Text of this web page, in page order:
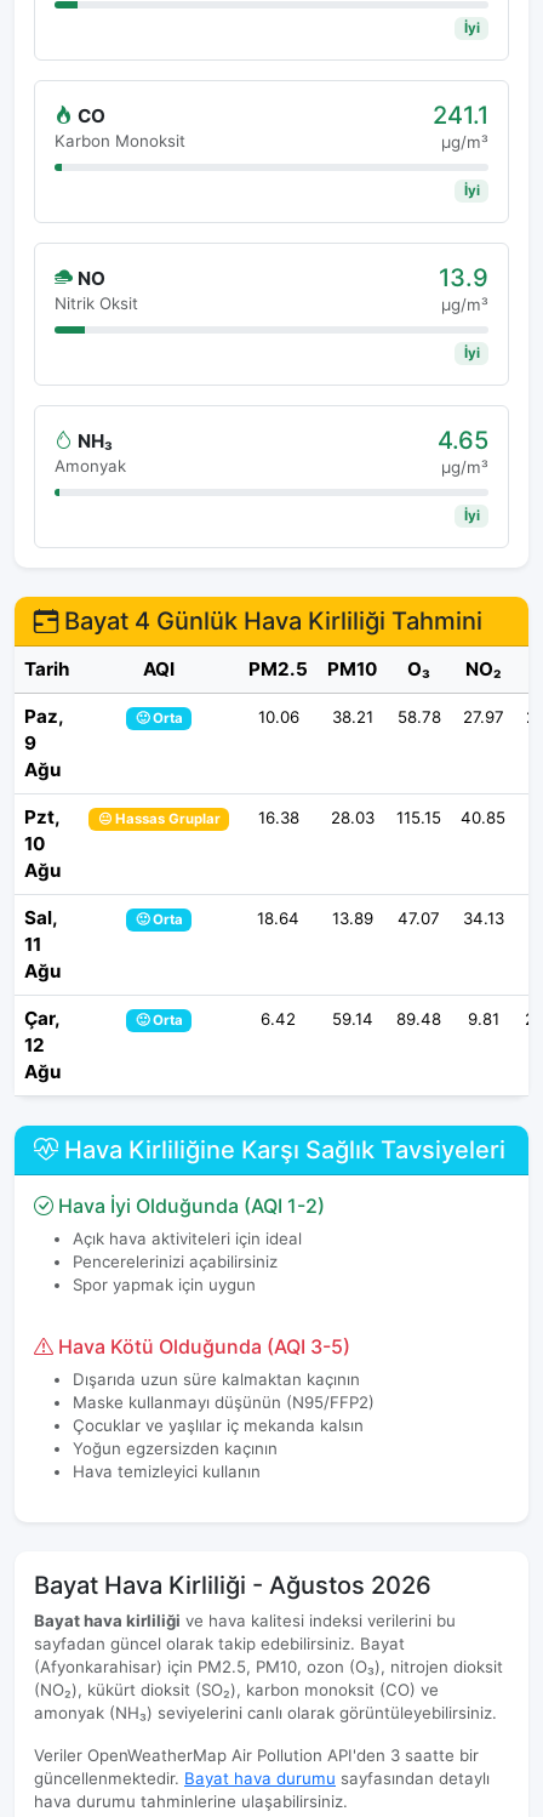
İyi
CO
Karbon Monoksit
241.1
μg/m³
İyi
NO
Nitrik Oksit
13.9
μg/m³
İyi
NH₃
Amonyak
4.65
μg/m³
İyi
Bayat 4 Günlük Hava Kirliliği Tahmini
Tarih AQI PM2.5 PM10 O₃ NO₂
Paz,
9
Ağu
🙂 Orta 10.06 38.21 58.78 27.97
Pzt,
10
Ağu
😐 Hassas Gruplar 16.38 28.03 115.15 40.85
Sal,
11
Ağu
🙂 Orta 18.64 13.89 47.07 34.13
Çar,
12
Ağu
🙂 Orta 6.42 59.14 89.48 9.81
Hava Kirliliğine Karşı Sağlık Tavsiyeleri
Hava İyi Olduğunda (AQI 1-2)
Açık hava aktiviteleri için ideal
Pencerelerinizi açabilirsiniz
Spor yapmak için uygun
Hava Kötü Olduğunda (AQI 3-5)
Dışarıda uzun süre kalmaktan kaçının
Maske kullanmayı düşünün (N95/FFP2)
Çocuklar ve yaşlılar iç mekanda kalsın
Yoğun egzersizden kaçının
Hava temizleyici kullanın
Bayat Hava Kirliliği - Ağustos 2026
Bayat hava kirliliği ve hava kalitesi indeksi verilerini bu
sayfadan güncel olarak takip edebilirsiniz. Bayat
(Afyonkarahisar) için PM2.5, PM10, ozon (O₃), nitrojen dioksit
(NO₂), kükürt dioksit (SO₂), karbon monoksit (CO) ve
amonyak (NH₃) seviyelerini canlı olarak görüntüleyebilirsiniz.
Veriler OpenWeatherMap Air Pollution API'den 3 saatte bir
güncellenmektedir. Bayat hava durumu sayfasından detaylı
hava durumu tahminlerine ulaşabilirsiniz.